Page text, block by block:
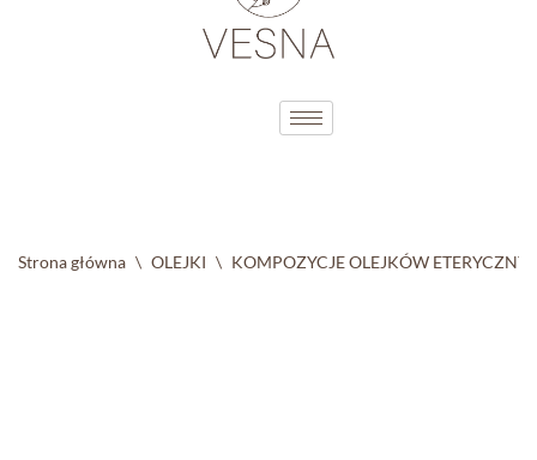
Strona główna \ OLEJKI \ KOMPOZYCJE OLEJKÓW